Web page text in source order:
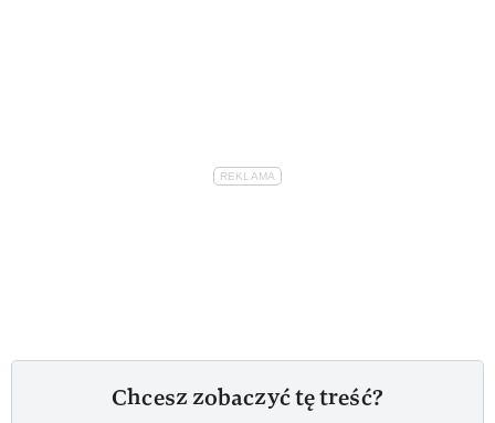
Chcesz zobaczyć tę treść?